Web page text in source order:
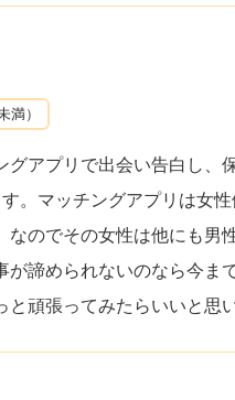
満）
アプリで出会い告白し、
。マッチングアプリは女
のでその女性は他にも男
諦められないのなら今ま
頑張ってみたらいいと思